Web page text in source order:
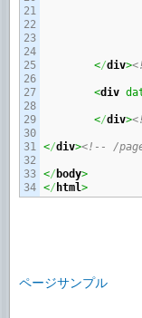
21
22
23
24
25
26
27
28
29
30
31
32
33
</div>
<div
</div>
</div><!-- /
</ body>
</ html>
ページサンプル